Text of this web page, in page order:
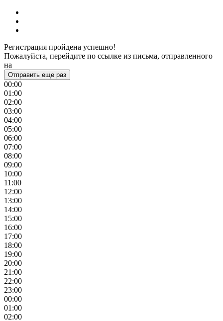
Регистрация пройдена успешно!
Пожалуйста, перейдите по ссылке из письма, отправленного
на
Отправить еще раз
00:00
01:00
02:00
03:00
04:00
05:00
06:00
07:00
08:00
09:00
10:00
11:00
12:00
13:00
14:00
15:00
16:00
17:00
18:00
19:00
20:00
21:00
22:00
23:00
00:00
01:00
02:00